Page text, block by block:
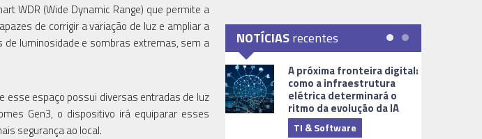
WDR (Wide Dynamic Range) que permite a
de corrigir a variação de luz e ampliar a
luminosidade e sombras extremas, sem a
esse espaço possui diversas entradas de luz
Gen3, o dispositivo irá equiparar esses
segurança ao local.
NOTÍCIASrecentes
A próxima fronteira digital:
como a infraestrutura
elétrica determinará o
ritmo da evolução da IA
TI & Software